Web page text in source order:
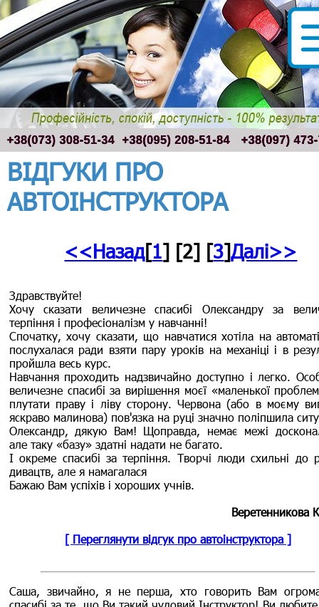
ВІДГУКИ ПРО
АВТОІНСТРУКТОРА
<<Назад[1] [2] [3]Далі>>
Здравствуйте!
Хочу сказати величезне спасибі Олександру за
терпіння і професіоналізм у навчанні!
Спочатку, хочу сказати, що навчатися хотіла на
послухалася ради взяти пару уроків на механіці і в
пройшла весь курс.
Навчання проходить надзвичайно доступно і легко.
величезне спасибі за вирішення моєї «маленької
плутати праву і ліву сторону. Червона (або в моєму
яскраво малинова) пов'язка на руці значно поліпшила
Олександр, дякую Вам! Щоправда, немає межі
але таку «базу» здатні надати не багато.
І окреме спасибі за терпіння. Творчі люди схильні до
дивацтв, але я намагалася
Бажаю Вам успіхів і хороших учнів.
Веретенникова
[ Переглянути відгук про автоінструктора ]
Саша, звичайно, я не перша, хто говорить Вам